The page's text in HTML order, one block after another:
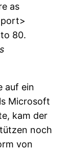
as
80.
auf ein
Microsoft
kam der
noch
von